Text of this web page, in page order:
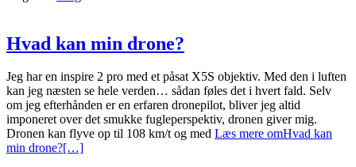
Hvad kan min drone?
Jeg har en inspire 2 pro med et påsat X5S objektiv. Med den i luften
kan jeg næsten se hele verden… sådan føles det i hvert fald. Selv
om jeg efterhånden er en erfaren dronepilot, bliver jeg altid
imponeret over det smukke fugleperspektiv, dronen giver mig.
Dronen kan flyve op til 108 km/t og med Læs mere omHvad kan
min drone?[…]